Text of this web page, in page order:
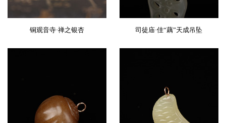
铜观音寺·禅之银杏 司徒庙·佳“藕”天成吊坠